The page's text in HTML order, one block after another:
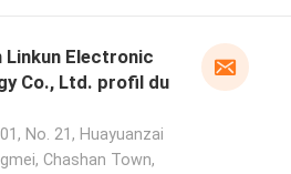
Linkun Electronic
Co., Ltd. profil du
No. 21, Huayuanzai
Chashan Town,